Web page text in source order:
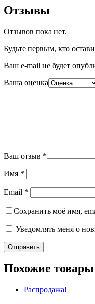
Отзывы
Отзывов пока нет.
Будьте первым, кто
Ваш e-mail не будет
Ваша оценка
Ваш отзыв *
Имя *
Email *
Сохранить моё имя,
Уведомлять меня о
Похожие товары
Распродажа!